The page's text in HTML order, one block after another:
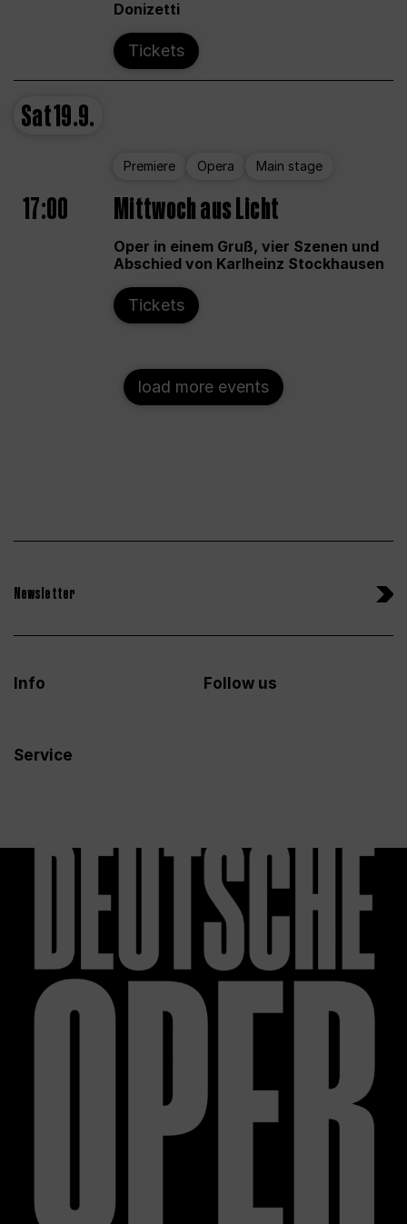
Donizetti
Tickets
Sat19.9.
Premiere Opera Main stage
17:00 Mittwoch aus Licht
Oper in einem Gruß, vier Szenen und
Abschied von Karlheinz Stockhausen
Tickets
load more events
Newsletter
Info
Service
Follow us